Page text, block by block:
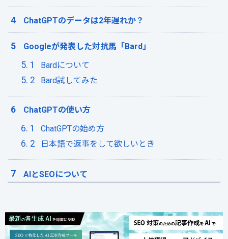
ChatGPTのデータは2年遅れか？
Googleが発表した対抗馬「Bard」
Bardについて
Bard試してみた
ChatGPTの使い方
ChatGPTの始め方
日本語で返事をして欲しいとき
AIとSEOについて